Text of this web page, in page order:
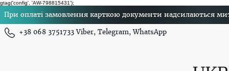
gtag('config', 'AW-798815431');
При оплаті замовлення карткою документи надсилаються
+38 068 3751733 Viber, Telegram, WhatsApp